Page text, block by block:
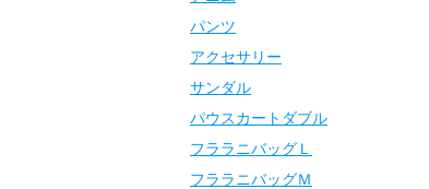
パンツ
アクセサリー
サンダル
パウスカートダブル
フララニバッグＬ
フララニバッグＭ